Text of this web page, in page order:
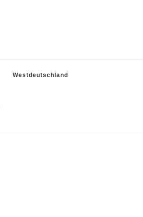
Westdeutschland